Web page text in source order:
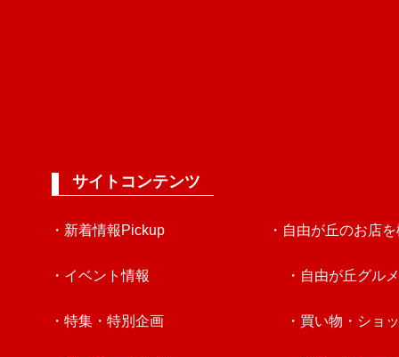
サイトコンテンツ
・新着情報Pickup
・イベント情報
・特集・特別企画
・自由が丘のお店
・自由が丘グルメ
・買い物・ショ